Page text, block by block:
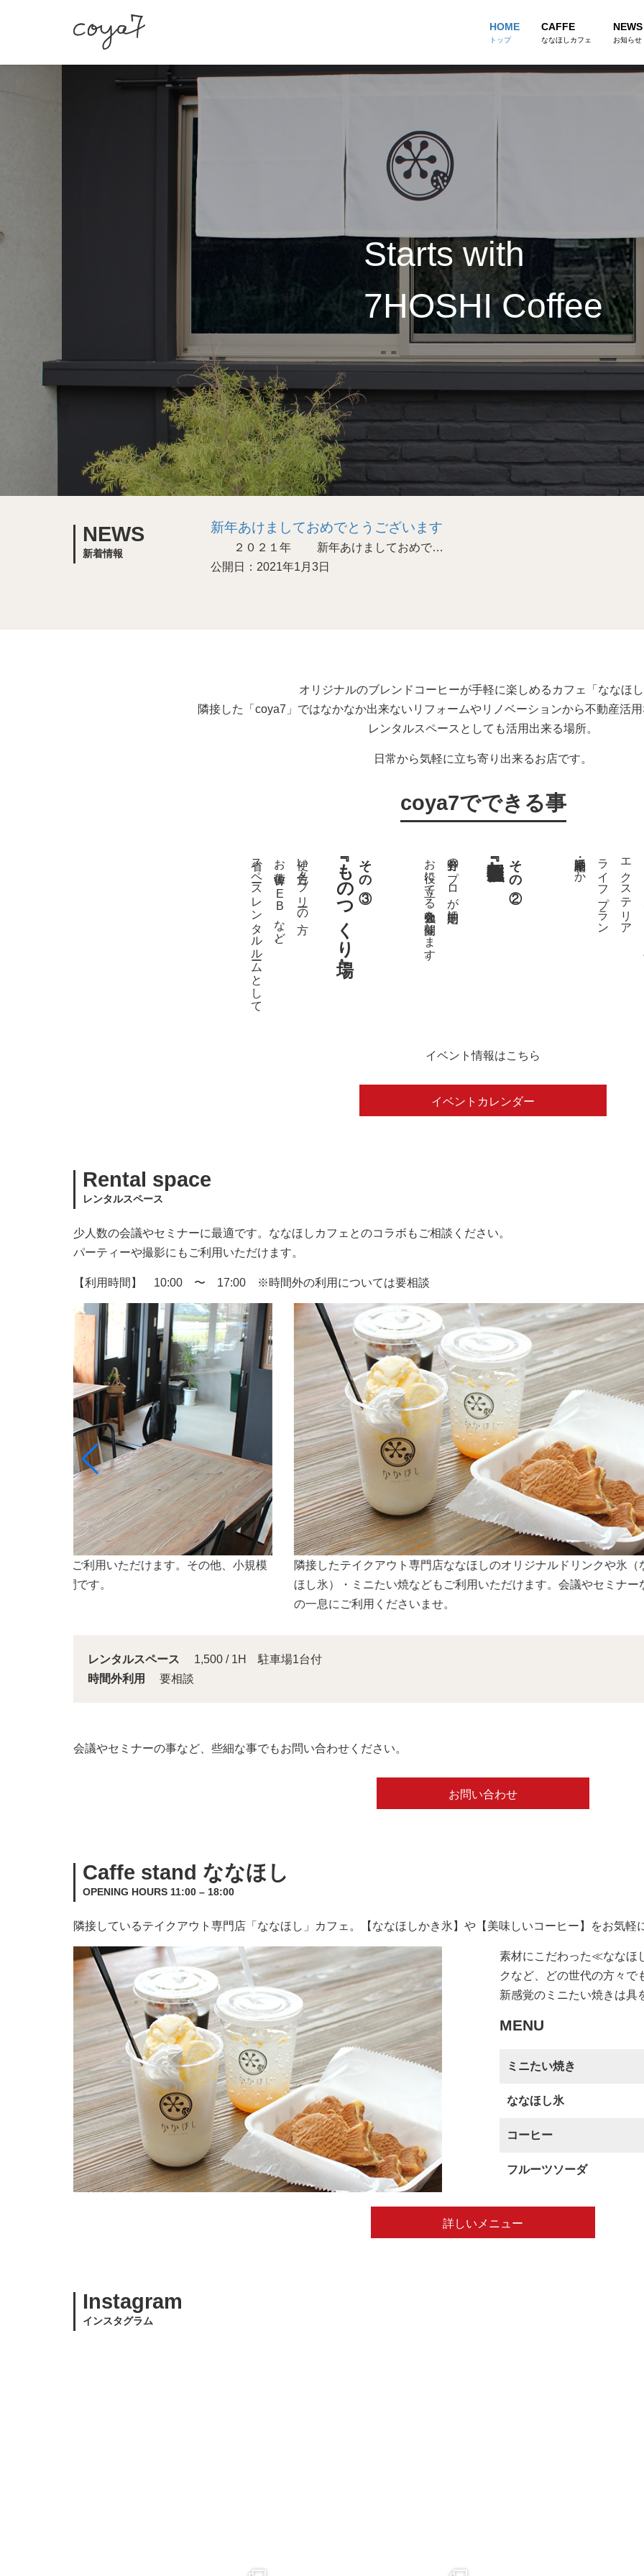
HOME
トップ
CAFFE
ななほしカフェ
NEWS
お知らせ
Starts with
7HOSHI Coffee
NEWS
新着情報
新年あけましておめでとうございます
２０２１年 新年あけましておめで…
公開日：2021年1月3日
オリジナルのブレンドコーヒーが手軽に楽しめるカフェ「ななほし
隣接した「coya7」ではなかなか出来ないリフォームやリノベーションから不動産活用
レンタルスペースとしても活用出来る場所。
日常から気軽に立ち寄り出来るお店です。
coya7でできる事
エクステリア
ライフプラン
不動産・相続ほか
その②
各分野のプロが定期的に
お役に立てる勉強会を開催します。
その③
『ものつくり場』
使い方色々。フリーの方、
お仕事、WEBなど。
省スペースレンタルルームとして
イベント情報はこちら
イベントカレンダー
Rental space
レンタルスペース
少人数の会議やセミナーに最適です。ななほしカフェとのコラボもご相談ください。
パーティーや撮影にもご利用いただけます。
【利用時間】 10:00 〜 17:00 ※時間外の利用については要相談
専門店ななほしのオリジナルドリンクや氷（なな
などもご利用いただけます。会議やセミナーなど
会議スペースは大きな窓から明るい日差しが入り込みます。
レンタルスペース
1,500 / 1H 駐車場1台付
時間外利用
要相談
会議やセミナーの事など、些細な事でもお問い合わせください。
お問い合わせ
Caffe stand ななほし
OPENING HOURS 11:00 – 18:00
隣接しているテイクアウト専門店「ななほし」カフェ。【ななほしかき氷】や【美味しいコーヒー】をお気軽
素材にこだわった≪ななほ
クなど、どの世代の方々で
新感覚のミニたい焼きは具
MENU
ミニたい焼き
ななほし氷
コーヒー
フルーツソーダ
詳しいメニュー
Instagram
インスタグラム